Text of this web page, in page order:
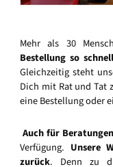
Mehr als 30
Bestellung so
Gleichzeitig steht
Dich mit Rat und Tat
eine Bestellung oder
Auch für Beratungen
Verfügung. Unsere
zurück. Denn zu